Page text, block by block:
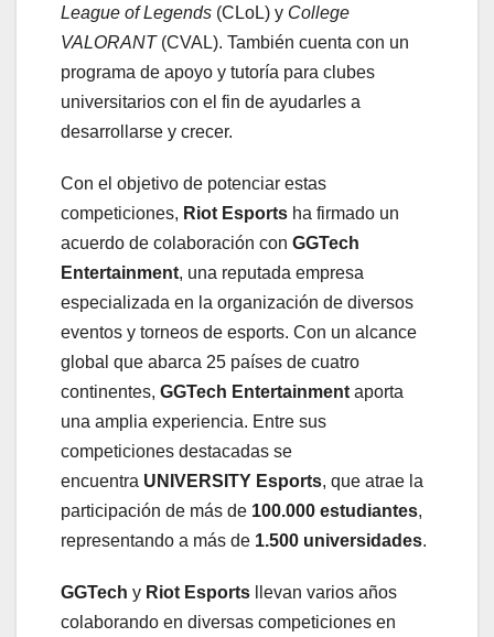
League of Legends (CLoL) y College
VALORANT(CVAL). También cuenta con un
programa de apoyo y tutoría para clubes
universitarios con el fin de ayudarles a
desarrollarse y crecer.
Con el objetivo de potenciar estas
competiciones, Riot Esports ha firmado un
acuerdo de colaboración con GGTech
Entertainment, una reputada empresa
especializada en la organización de diversos
eventos y torneos de esports. Con un alcance
global que abarca 25 países de cuatro
continentes, GGTech Entertainment aporta
una amplia experiencia. Entre sus
competiciones destacadas se
encuentra UNIVERSITY Esports, que atrae la
participación de más de 100.000 estudiantes,
representando a más de 1.500 universidades.
GGTech y Riot Esports llevan varios años
colaborando en diversas competiciones en